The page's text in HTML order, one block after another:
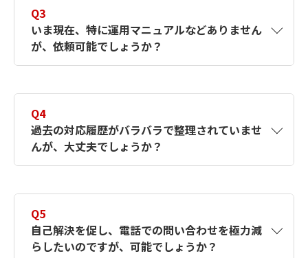
Q3
いま現在、特に運用マニュアルなどありません
が、依頼可能でしょうか？
スや手順書を作成し実運用に入ります。
Q4
過去の対応履歴がバラバラで整理されていませ
んが、大丈夫でしょうか？
Q5
自己解決を促し、電話での問い合わせを極力減
らしたいのですが、可能でしょうか？